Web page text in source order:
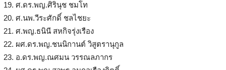
ศ.ดร.พญ.ศิรินุช ชมโท
ศ.นพ.วีระศักดิ์ ชลไชยะ
ศ.พญ.ธนินี สหกิจรุ่งเรือง
ผศ.ดร.พญ.ชนนิกานต์ วิสูตรานุกูล
อ.ดร.พญ.ณศมน วรรณลภากร